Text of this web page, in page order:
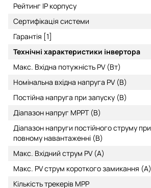
Рейтинг IP корпусу
Сертифікація системи
Гарантія [1]
Технічні характеристики інвертора
Макс. Вхідна потужність PV (Вт)
Номінальна вхідна напруга PV (В)
Постійна напруга при запуску (В)
Діапазон напруг MPPT (В)
Діапазон напруги постійного струму при
повному навантаженні (В)
Макс. Вхідний струм PV (A)
Макс. PV струм короткого замикання (A)
Кількість трекерів MPP